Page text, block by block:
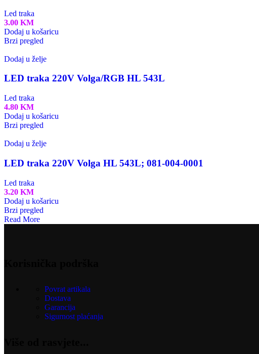
Led traka
3.00 KM
Dodaj u košaricu
Brzi pregled
Dodaj u želje
LED traka 220V Volga/RGB HL 543L
Led traka
4.80 KM
Dodaj u košaricu
Brzi pregled
Dodaj u želje
LED traka 220V Volga HL 543L; 081-004-0001
Led traka
3.20 KM
Dodaj u košaricu
Brzi pregled
Read More
Povrat artikala
Dostava
Garancija
Sigurnost plaćanja